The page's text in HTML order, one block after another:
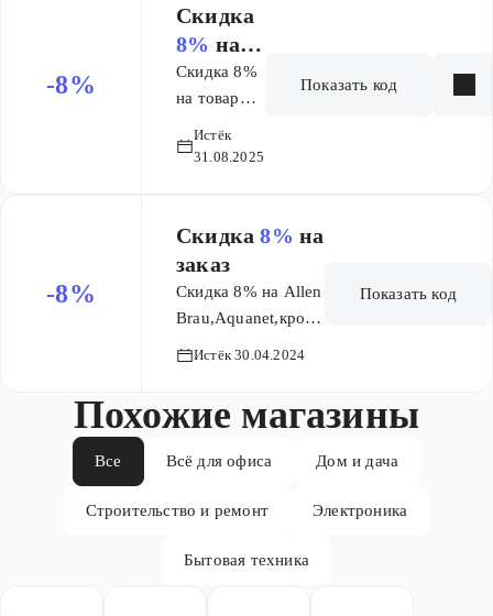
1ACReal,
Aquaton,
Artwelle,
Decoroom,
Niagara,
Iddis,
Jorno,
Lemark,
Timo,
Riho, Sanita
Luxe, VitrA,
Wasserkraft,
FBS,
Laufen, Oli,
-8%
Скидка
8% на
заказ
Скидка 8%
на товары
AQUANET,
товаров по
распродажи
Истёк
31.08.2025
Показать код
-8%
Скидка 8% на
заказ
Скидка 8% на Allen
Brau,Aquanet,кроме
Истёк 30.04.2024
Показать код
Похожие магазины
Все Всё для офиса Дом и дача
Строительство и ремонт Электроника
Бытовая техника